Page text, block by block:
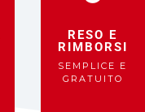
RESO E
RIMBORSI
SEMPLICE E
GRATUITO